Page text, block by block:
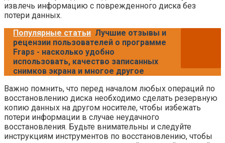
извлечь информацию с поврежденного диска без
потери данных.
Популярные статьи Лучшие отзывы и
рецензии пользователей о программе
Fraps - насколько удобно
использовать, качество записанных
снимков экрана и многое другое
Важно помнить, что перед началом любых операций по
восстановлению диска необходимо сделать резервную
копию данных на другом носителе, чтобы избежать
потери информации в случае неудачного
восстановления. Будьте внимательны и следуйте
инструкциям инструментов по восстановлению, чтобы